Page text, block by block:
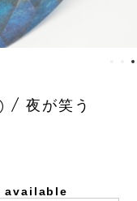
/ 夜が笑う